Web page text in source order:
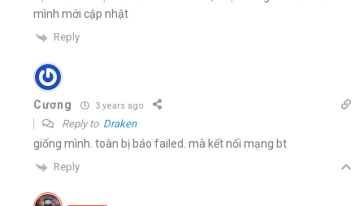
mình mới cập nhật
Reply
Cương 3 years ago
Reply to Draken
giống mình. toàn bị báo failed. mà kết nối mạng bt
Reply